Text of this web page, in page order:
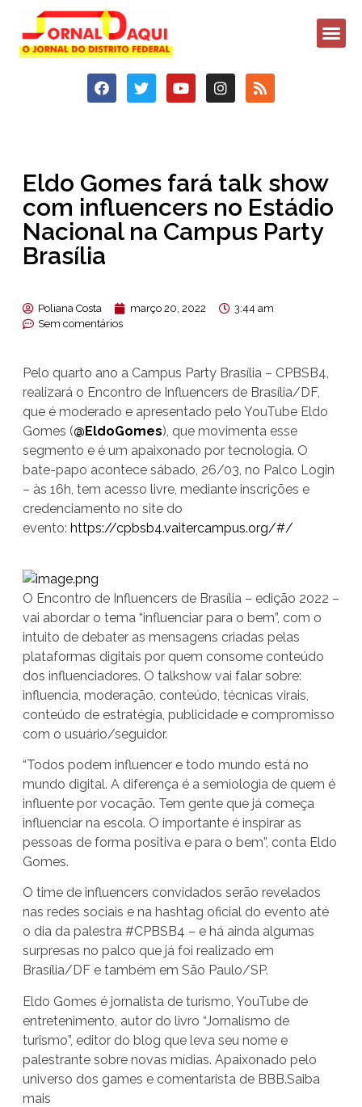
Eldo Gomes fará talk show
com influencers no Estádio
Nacional na Campus Party
Brasília
Poliana Costa março 20, 2022
3:44 am
Sem comentários
Pelo quarto ano a Campus Party Brasília – CPBSB4,
realizará o Encontro de Influencers de Brasília/DF,
que é moderado e apresentado pelo YouTube Eldo
Gomes (@EldoGomes), que movimenta esse
segmento e é um apaixonado por tecnologia. O
bate-papo acontece sábado, 26/03, no Palco Login
– às 16h, tem acesso livre, mediante inscrições e
credenciamento no site do
evento: https://cpbsb4.vaitercampus.org/#/
O Encontro de Influencers de Brasília – edição 2022 –
vai abordar o tema “influenciar para o bem”, com o
intuito de debater as mensagens criadas pelas
plataformas digitais por quem consome conteúdo
dos influenciadores. O talkshow vai falar sobre:
influencia, moderação, conteúdo, técnicas virais,
conteúdo de estratégia, publicidade e compromisso
com o usuário/seguidor.
“Todos podem influencer e todo mundo está no
mundo digital. A diferença é a semiologia de quem é
influente por vocação. Tem gente que já começa
influenciar na escola. O importante é inspirar as
pessoas de forma positiva e para o bem”, conta Eldo
Gomes.
O time de influencers convidados serão revelados
nas redes sociais e na hashtag oficial do evento até
o dia da palestra #CPBSB4 – e há ainda algumas
surpresas no palco que já foi realizado em
Brasília/DF e também em São Paulo/SP.
Eldo Gomes é jornalista de turismo, YouTube de
entretenimento, autor do livro “Jornalismo de
turismo”, editor do blog que leva seu nome e
palestrante sobre novas mídias. Apaixonado pelo
universo dos games e comentarista de BBB.Saiba
mais